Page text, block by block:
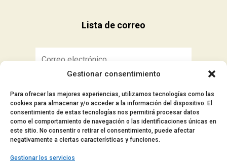
Gestionar consentimiento
Para ofrecer las mejores experiencias, utilizamos tecnologías como las
cookies para almacenar y/o acceder a la información del dispositivo. El
consentimiento de estas tecnologías nos permitirá procesar datos
como el comportamiento de navegación o las identificaciones únicas en
este sitio. No consentir o retirar el consentimiento, puede afectar
negativamente a ciertas características y funciones.
Gestionar los servicios
Lista de correo
■ Aviso Legal